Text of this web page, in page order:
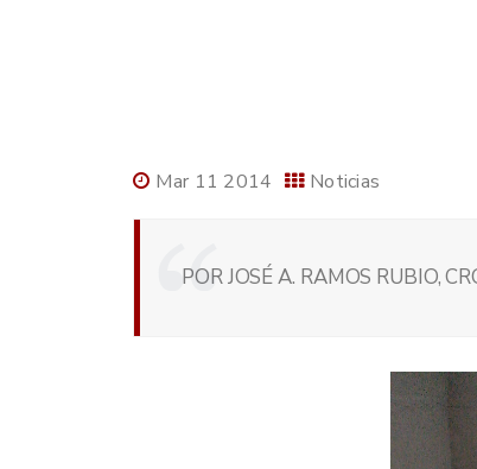
Mar 11 2014 Noticias
POR JOSÉ A. RAMOS RUBIO,